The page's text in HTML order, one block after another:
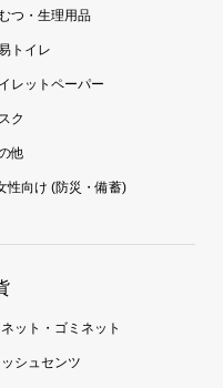
つ・生理用品
トイレ
レットペーパー
ク
他
性向け (防災・備蓄)
ット・ゴミネット
シュセンツ